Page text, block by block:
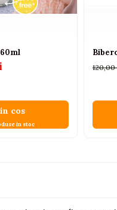
cos
in stoc